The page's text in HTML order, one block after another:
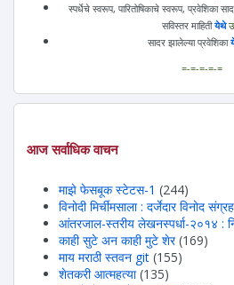
स्पर्धेचे स्वरूप, पारितोषिकाचे स्वरूप, प्रवेशिका
सविस्तर माहितीयेथे
सादर झालेल्या प्रवेशिका
=-=-=-=-=
आज सर्वाधिक वाचन
माझे फेसबूक स्टेटस-1 (244)
विनोदी मिर्चीमसाला : दर्जेदार विनोद संग्रह
आंतरजाल-स्तरीय लेखनस्पर्धा-२०१४ :
काही सुटे अन काही मुटे शेर (169)
माय मराठी स्तवन git (155)
शेतकरी आत्महत्या (135)